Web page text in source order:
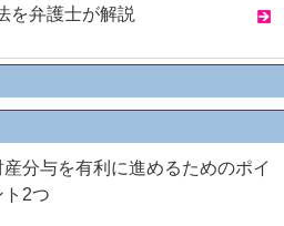
を弁護士が解説
産分与を有利に進めるためのポイ
ト2つ